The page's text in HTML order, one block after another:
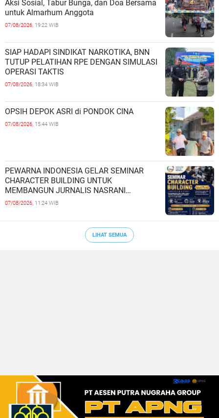
Aksi Sosial, Tabur Bunga, dan Doa Bersama
untuk Almarhum Anggota
07/08/2026, 19:22 WIB
SIAP HADAPI SINDIKAT NARKOTIKA, BNN
TUTUP PELATIHAN RPE DENGAN SIMULASI
OPERASI TAKTIS
07/08/2026, 18:34 WIB
OPSIH DEPOK ASRI di PONDOK CINA
07/08/2026, 15:44 WIB
PEWARNA INDONESIA GELAR SEMINAR
CHARACTER BUILDING UNTUK
MEMBANGUN JURNALIS NASRANI
BERINTEGRITAS DAN BERDAMPAK*
07/08/2026, 11:24 WIB
LIHAT SEMUA